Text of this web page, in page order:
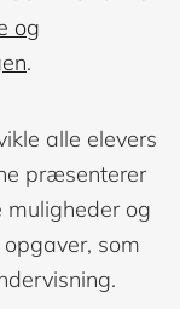
og
.
alle elevers
præsenterer
og
som